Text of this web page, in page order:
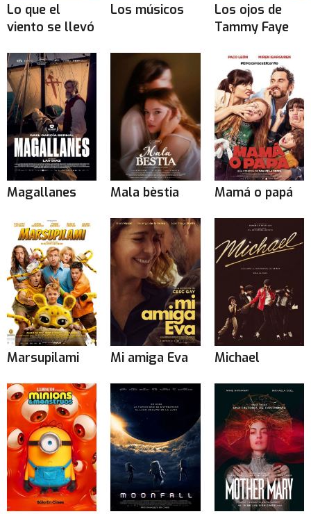
Lo que el
viento se llevó
Los músicos
Los ojos de
Tammy Faye
Magallanes Mala bèstia Mamá o papá
Marsupilami Mi amiga Eva Michael